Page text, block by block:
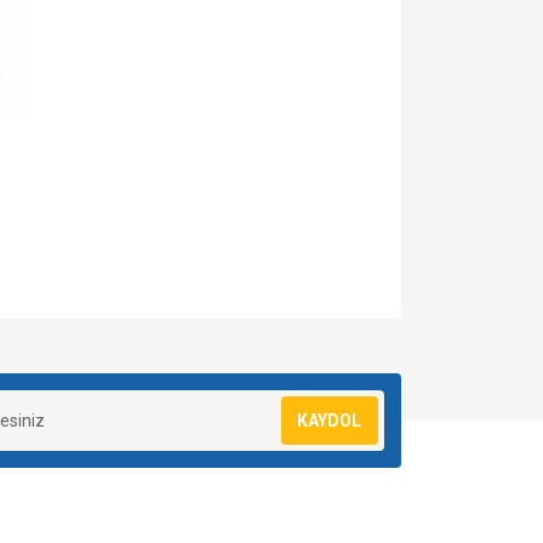
KAYDOL